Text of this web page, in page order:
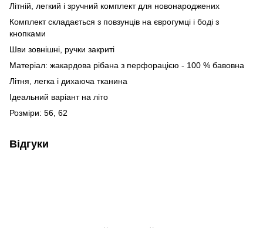
Літній, легкий і зручний комплект для новонароджених
Комплект складається з повзунців на єврогумці і боді з
кнопками
Шви зовнішні, ручки закриті
Матеріал: жакардова рібана з перфорацією - 100 % бавовна
Літня, легка і дихаюча тканина
Ідеальний варіант на літо
Розміри: 56, 62
Відгуки